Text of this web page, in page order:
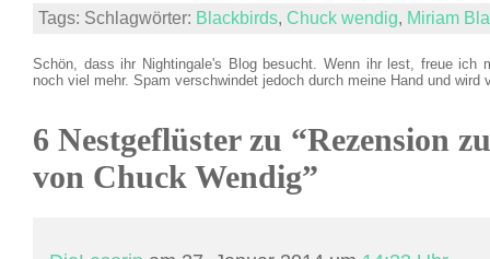
Tags: Schlagwörter: Blackbirds, Chuck wendig, Miriam
Schön, dass ihr Nightingale's Blog besucht. Wenn ihr lest, freue ich
noch viel mehr. Spam verschwindet jedoch durch meine Hand und wird
6 Nestgeflüster zu “Rezension
von Chuck Wendig”